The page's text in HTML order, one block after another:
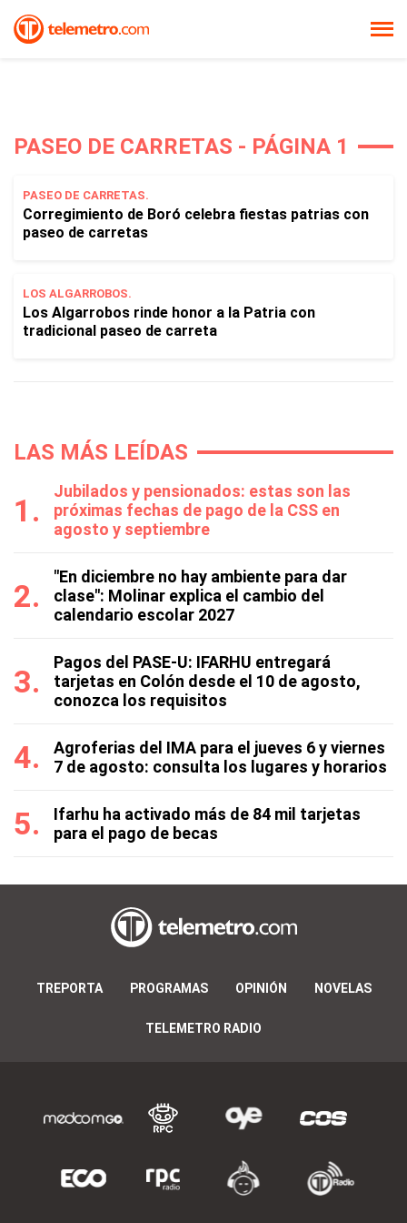
PASEO DE CARRETAS - PÁGINA 1
PASEO DE CARRETAS.
Corregimiento de Boró celebra fiestas patrias con
paseo de carretas
LOS ALGARROBOS.
Los Algarrobos rinde honor a la Patria con
tradicional paseo de carreta
LAS MÁS LEÍDAS
Jubilados y pensionados: estas son las
próximas fechas de pago de la CSS en
agosto y septiembre
"En diciembre no hay ambiente para dar
clase": Molinar explica el cambio del
calendario escolar 2027
Pagos del PASE-U: IFARHU entregará
tarjetas en Colón desde el 10 de agosto,
conozca los requisitos
Agroferias del IMA para el jueves 6 y viernes
7 de agosto: consulta los lugares y horarios
Ifarhu ha activado más de 84 mil tarjetas
para el pago de becas
TREPORTA PROGRAMAS OPINIÓN NOVELAS
TELEMETRO RADIO